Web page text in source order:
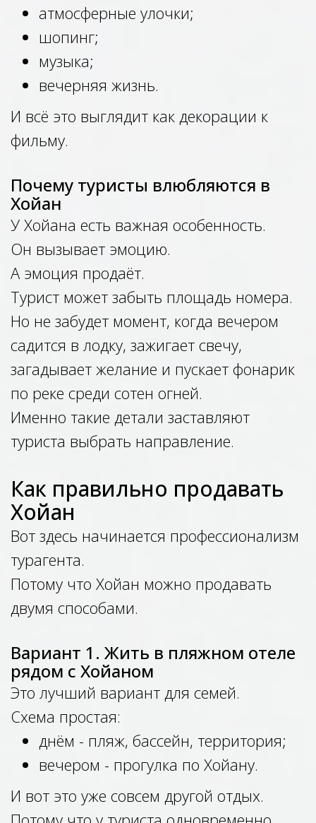
атмосферные улочки;
шопинг;
музыка;
вечерняя жизнь.
И всё это выглядит как декорации к
фильму.
Почему туристы влюбляются в
Хойан
У Хойана есть важная особенность.
Он вызывает эмоцию.
А эмоция продаёт.
Турист может забыть площадь номера.
Но не забудет момент, когда вечером
садится в лодку, зажигает свечу,
загадывает желание и пускает фонарик
по реке среди сотен огней.
Именно такие детали заставляют
туриста выбрать направление.
Как правильно продавать
Хойан
Вот здесь начинается профессионализм
турагента.
Потому что Хойан можно продавать
двумя способами.
Вариант 1. Жить в пляжном отеле
рядом с Хойаном
Это лучший вариант для семей.
Схема простая:
днём - пляж, бассейн, территория;
вечером - прогулка по Хойану.
И вот это уже совсем другой отдых.